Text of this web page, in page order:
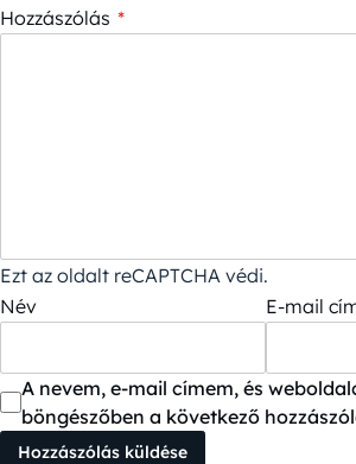
Hozzászólás *
Ezt az oldalt reCAPTCHA védi.
Név
E-mail
A nevem, e-mail címem, és
böngészőben a következő